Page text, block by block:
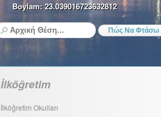
Boylam:23.039016723632812
İlköğretim
İlköğretim Okulları